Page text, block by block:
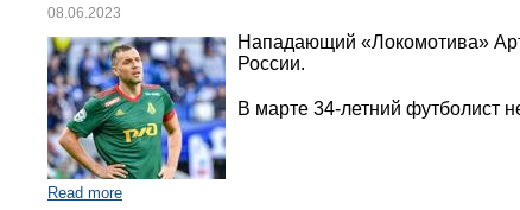
08.06.2023
Нападающий «Локомотива»
России.
В марте 34-летний футболист
Read more